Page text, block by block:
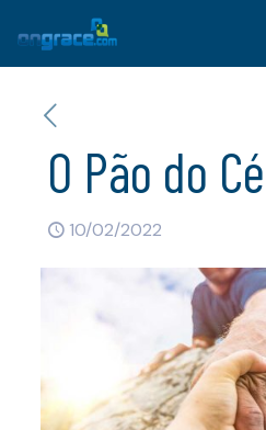
O Pão do
10/02/2022